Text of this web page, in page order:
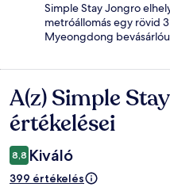
Simple Stay Jongro
metróállomás egy rövid
Myeongdong
Értékelések
A(z) Simple
értékelései
8,8 Kiváló
399 értékelés